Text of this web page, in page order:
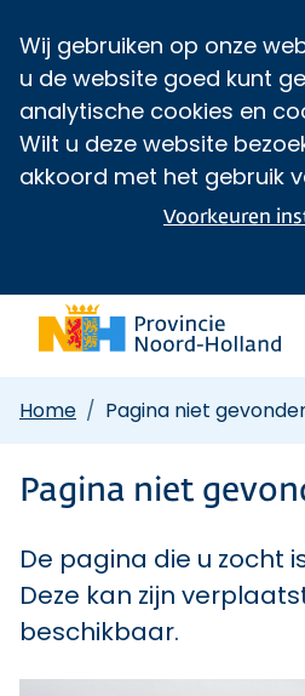
Wij gebruiken op onze
u de website goed kunt
analytische cookies en
Wilt u deze website
akkoord met het gebruik
Voorkeuren
Home Pagina niet
Pagina niet
De pagina die u zocht
Deze kan zijn
beschikbaar.